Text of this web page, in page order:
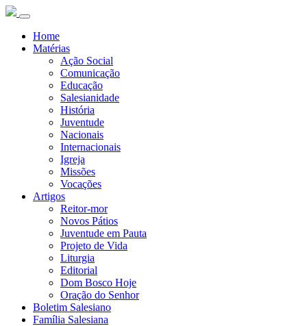
Home
Matérias
Ação Social
Comunicação
Educação
Salesianidade
História
Juventude
Nacionais
Internacionais
Igreja
Missões
Vocações
Artigos
Reitor-mor
Novos Pátios
Juventude em Pauta
Projeto de Vida
Liturgia
Editorial
Dom Bosco Hoje
Oração do Senhor
Boletim Salesiano
Família Salesiana